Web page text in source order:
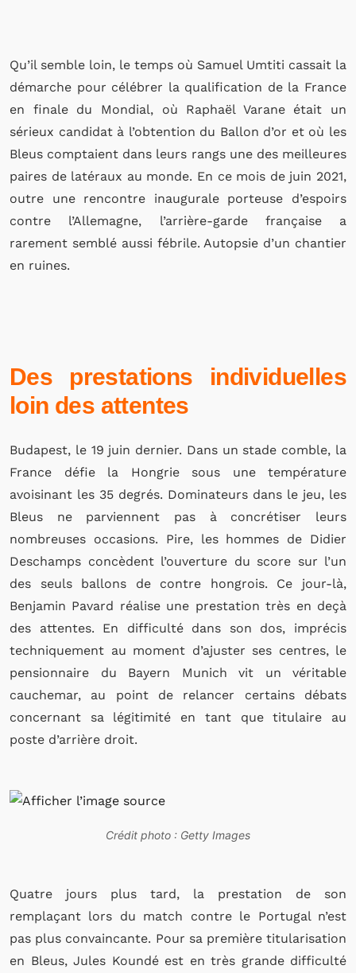
Qu’il semble loin, le temps où Samuel Umtiti cassait la
démarche pour célébrer la qualification de la France
en finale du Mondial, où Raphaël Varane était un
sérieux candidat à l’obtention du Ballon d’or et où les
Bleus comptaient dans leurs rangs une des meilleures
paires de latéraux au monde. En ce mois de juin 2021,
outre une rencontre inaugurale porteuse d’espoirs
contre l’Allemagne, l’arrière-garde française a
rarement semblé aussi fébrile. Autopsie d’un chantier
en ruines.
Des prestations individuelles
loin des attentes
Budapest, le 19 juin dernier. Dans un stade comble, la
France défie la Hongrie sous une température
avoisinant les 35 degrés. Dominateurs dans le jeu, les
Bleus ne parviennent pas à concrétiser leurs
nombreuses occasions. Pire, les hommes de Didier
Deschamps concèdent l’ouverture du score sur l’un
des seuls ballons de contre hongrois. Ce jour-là,
Benjamin Pavard réalise une prestation très en deçà
des attentes. En difficulté dans son dos, imprécis
techniquement au moment d’ajuster ses centres, le
pensionnaire du Bayern Munich vit un véritable
cauchemar, au point de relancer certains débats
concernant sa légitimité en tant que titulaire au
poste d’arrière droit.
Crédit photo : Getty Images
Quatre jours plus tard, la prestation de son
remplaçant lors du match contre le Portugal n’est
pas plus convaincante. Pour sa première titularisation
en Bleus, Jules Koundé est en très grande difficulté